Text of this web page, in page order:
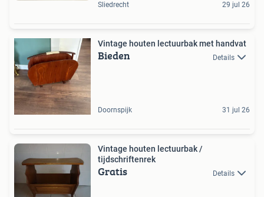
Sliedrecht 29 jul 26
Vintage houten lectuurbak met handvat
Bieden Details
Doornspijk 31 jul 26
Vintage houten lectuurbak /
tijdschriftenrek
Gratis Details